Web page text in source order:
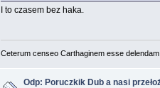
I to czasem bez haka.
Ceterum censeo Carthaginem esse delendam.
Odp: Poruczkik Dub a nasi